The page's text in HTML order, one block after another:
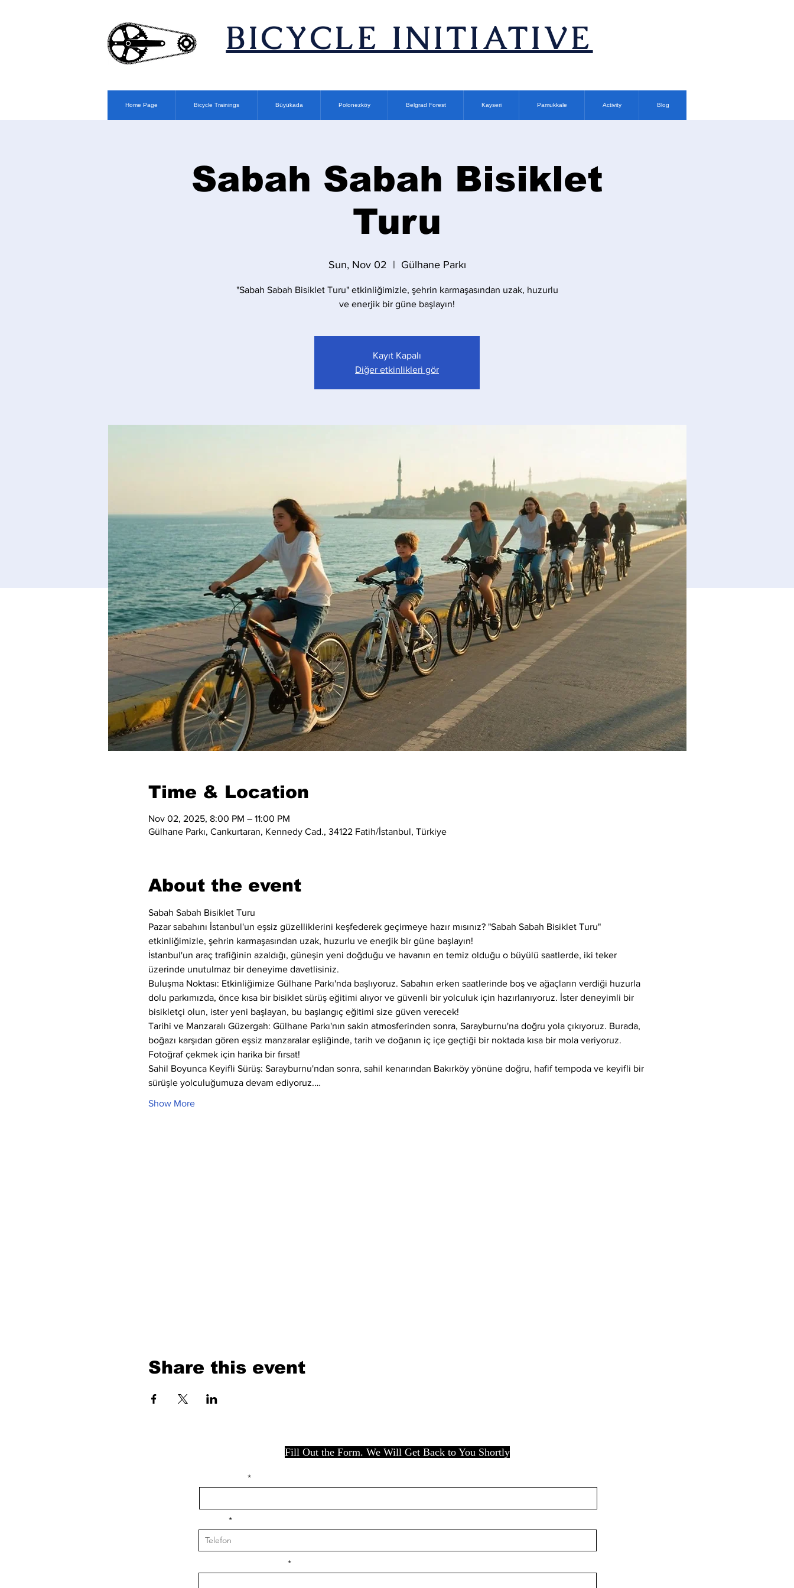
​BICYCLE INITIATIVE
Home Page Bicycle Trainings Büyükada Polonezköy Belgrad Forest Kayseri Pamukkale Activity Blog
Sabah Sabah Bisiklet
Turu
Sun, Nov 02
  |
Gülhane Parkı
"Sabah Sabah Bisiklet Turu" etkinliğimizle, şehrin karmaşasından uzak, huzurlu
ve enerjik bir güne başlayın!
Kayıt Kapalı
Diğer etkinlikleri gör
Time & Location
Nov 02, 2025, 8:00 PM – 11:00 PM
Gülhane Parkı, Cankurtaran, Kennedy Cad., 34122 Fatih/İstanbul, Türkiye
About the event
Sabah Sabah Bisiklet Turu
Pazar sabahını İstanbul'un eşsiz güzelliklerini keşfederek geçirmeye hazır mısınız? "Sabah Sabah Bisiklet Turu"
etkinliğimizle, şehrin karmaşasından uzak, huzurlu ve enerjik bir güne başlayın!
İstanbul'un araç trafiğinin azaldığı, güneşin yeni doğduğu ve havanın en temiz olduğu o büyülü saatlerde, iki teker
üzerinde unutulmaz bir deneyime davetlisiniz.
Buluşma Noktası: Etkinliğimize Gülhane Parkı'nda başlıyoruz. Sabahın erken saatlerinde boş ve ağaçların verdiği huzurla
dolu parkımızda, önce kısa bir bisiklet sürüş eğitimi alıyor ve güvenli bir yolculuk için hazırlanıyoruz. İster deneyimli bir
bisikletçi olun, ister yeni başlayan, bu başlangıç eğitimi size güven verecek!
Tarihi ve Manzaralı Güzergah: Gülhane Parkı'nın sakin atmosferinden sonra, Sarayburnu'na doğru yola çıkıyoruz. Burada,
boğazı karşıdan gören eşsiz manzaralar eşliğinde, tarih ve doğanın iç içe geçtiği bir noktada kısa bir mola veriyoruz.
Fotoğraf çekmek için harika bir fırsat!
Sahil Boyunca Keyifli Sürüş: Sarayburnu'ndan sonra, sahil kenarından Bakırköy yönüne doğru, hafif tempoda ve keyifli bir
sürüşle yolculuğumuza devam ediyoruz.…
Show More
Share this event
Fill Out the Form. We Will Get Back to You Shortly